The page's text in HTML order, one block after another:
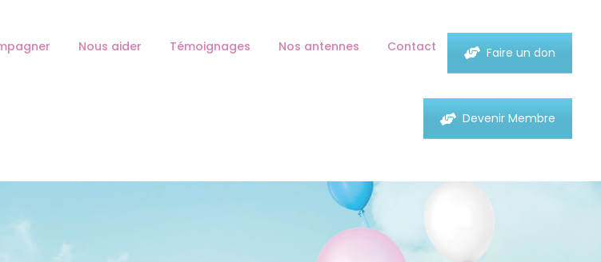
Nous aider Témoignages Nos antennes Contact Faire un don
Devenir Membre
HESPÉRANGES